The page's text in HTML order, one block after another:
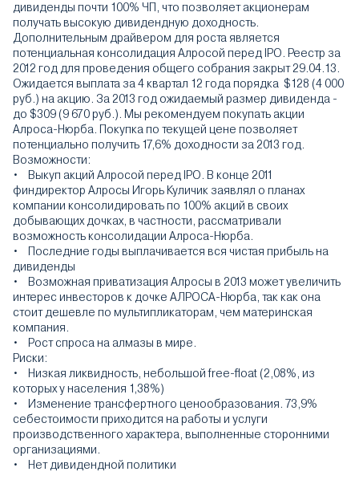
дивиденды почти 100% ЧП, что позволяет акционерам
получать высокую дивидендную доходность.
Дополнительным драйвером для роста является
потенциальная консолидация Алросой перед IPO. Реестр за
2012 год для проведения общего собрания закрыт 29.04.13.
Ожидается выплата за 4 квартал 12 года порядка $128 (4 000
руб.) на акцию. За 2013 год ожидаемый размер дивиденда -
до $309 (9 670 руб.). Мы рекомендуем покупать акции
Алроса-Нюрба. Покупка по текущей цене позволяет
потенциально получить 17,6% доходности за 2013 год.
Возможности:
• Выкуп акций Алросой перед IPO. В конце 2011
финдиректор Алросы Игорь Куличик заявлял о планах
компании консолидировать по 100% акций в своих
добывающих дочках, в частности, рассматривали
возможность консолидации Алроса-Нюрба.
• Последние годы выплачивается вся чистая прибыль на
дивиденды
• Возможная приватизация Алросы в 2013 может увеличить
интерес инвесторов к дочке АЛРОСА-Нюрба, так как она
стоит дешевле по мультипликаторам, чем материнская
компания.
• Рост спроса на алмазы в мире.
Риски:
• Низкая ликвидность, небольшой free-float (2,08%, из
которых у населения 1,38%)
• Изменение трансфертного ценообразования. 73,9%
себестоимости приходится на работы и услуги
производственного характера, выполненные сторонними
организациями.
• Нет дивидендной политики